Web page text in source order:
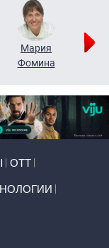
Мария
Фомина
ОТТ